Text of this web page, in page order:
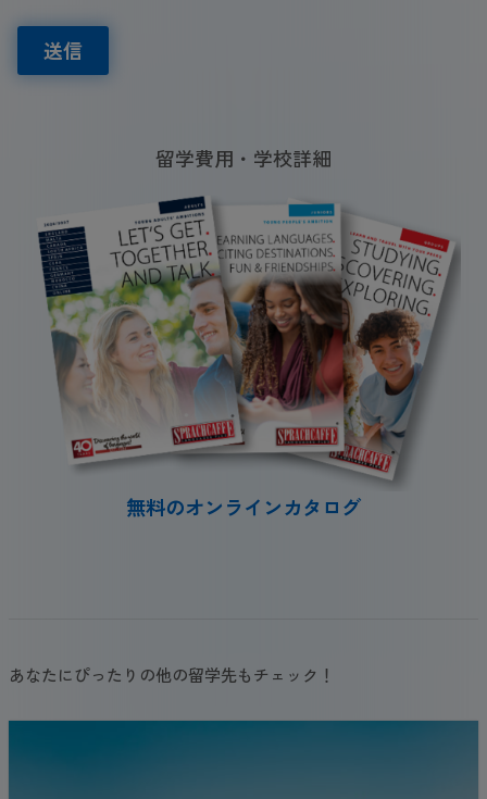
送信
留学費用・学校詳細
無料のオンラインカタログ
あなたにぴったりの他の留学先もチェック！